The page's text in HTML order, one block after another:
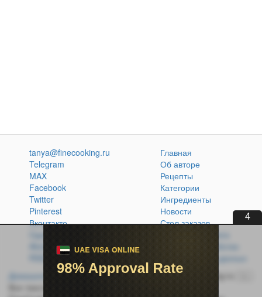
3
tanya@finecooking.ru
Telegram
MAX
Facebook
Twitter
Pinterest
Вконтакте
Одноклассники
Главная
Об авторе
Рецепты
Категории
Ингредиенты
Новости
Стол заказов
Кулинарная книга
Политика обработки
персональных данных
Домашняя кухня без проблем© 2014-2026 FineCooking.ru
Все тексты и фотографии, опубликованные на сайте